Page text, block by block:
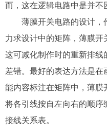
而，这在逻辑电路中是并不
薄膜开关电路的设计，
力求设计中的矩阵，薄膜开
这可减化制作时的重新排线
差错。最好的表达方法是
能内容标注在矩阵中，薄
将各引线按自左向右的顺序
接线关系表。